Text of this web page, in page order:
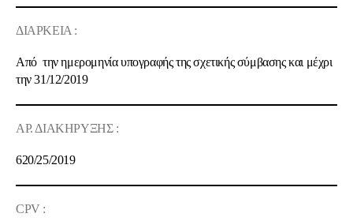
ΔΙΑΡΚΕΙΑ :
Από την ημερομηνία υπογραφής της σχετικής σύμβασης και μέχρι
την 31/12/2019
ΑΡ. ΔΙΑΚΗΡΥΞΗΣ :
620/25/2019
CPV :